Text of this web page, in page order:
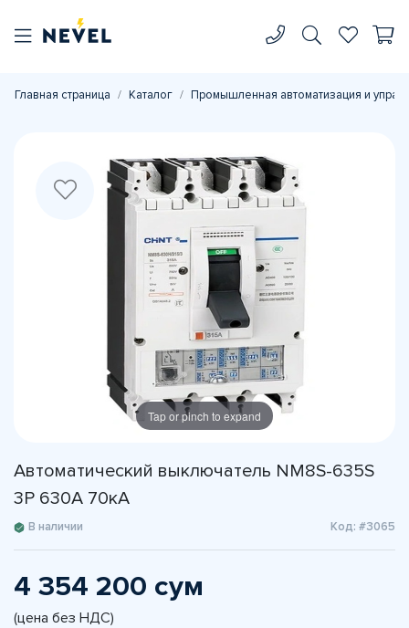
Главная страница Каталог Промышленная автоматизация и
Tap or pinch to expand
Автоматический выключатель NM8S-635S
3P 630A 70кА
В наличии Код: #3065
4 354 200 сум
(цена без НДС)